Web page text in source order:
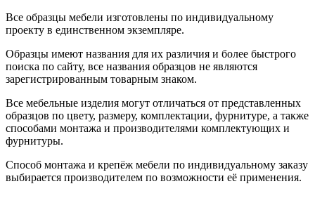
Все образцы мебели изготовлены по индивидуальному
проекту в единственном экземпляре.
Образцы имеют названия для их различия и более быстрого
поиска по сайту, все названия образцов не являются
зарегистрированным товарным знаком.
Все мебельные изделия могут отличаться от представленных
образцов по цвету, размеру, комплектации, фурнитуре, а также
способами монтажа и производителями комплектующих и
фурнитуры.
Способ монтажа и крепёж мебели по индивидуальному заказу
выбирается производителем по возможности её применения.